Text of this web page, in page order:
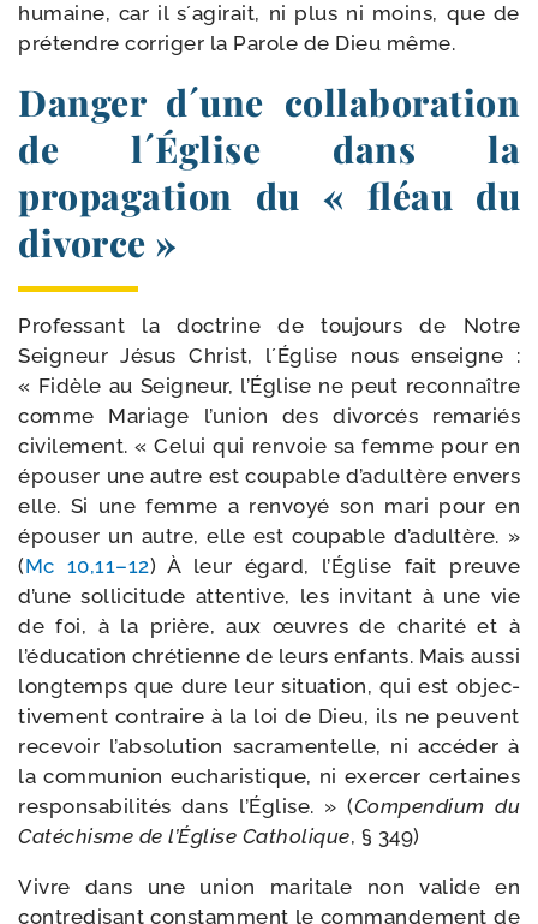
humaine, car il s´agirait, ni plus ni moins, que de
pré­tendre cor­ri­ger la Parole de Dieu même.
Danger d´une collaboration
de l´Église dans la
propagation du « fléau du
divorce »
Professant la doc­trine de tou­jours de Notre
Seigneur Jésus Christ, l´Église nous enseigne :
« Fidèle au Seigneur, l’Église ne peut recon­naître
comme Mariage l’union des divor­cés rema­riés
civi­le­ment. « Celui qui ren­voie sa femme pour en
épou­ser une autre est cou­pable d’adultère envers
elle. Si une femme a ren­voyé son mari pour en
épou­ser un autre, elle est cou­pable d’adultère. »
(Mc 10,11–12) À leur égard, l’Église fait preuve
d’une sol­li­ci­tude atten­tive, les invi­tant à une vie
de foi, à la prière, aux œuvres de cha­ri­té et à
l’éducation chré­tienne de leurs enfants. Mais aus­si
long­temps que dure leur situa­tion, qui est objec­
ti­ve­ment contraire à la loi de Dieu, ils ne peuvent
rece­voir l’absolution sacra­men­telle, ni accé­der à
la com­mu­nion eucha­ris­tique, ni exer­cer cer­taines
res­pon­sa­bi­li­tés dans l’Église. » (Compendium du
Catéchisme de l’Église Catholique, § 349)
Vivre dans une union mari­tale non valide en
contre­di­sant constam­ment le com­man­de­ment de